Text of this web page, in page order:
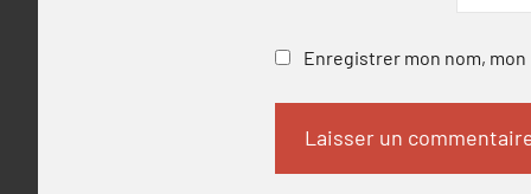
Enregistrer mon nom,